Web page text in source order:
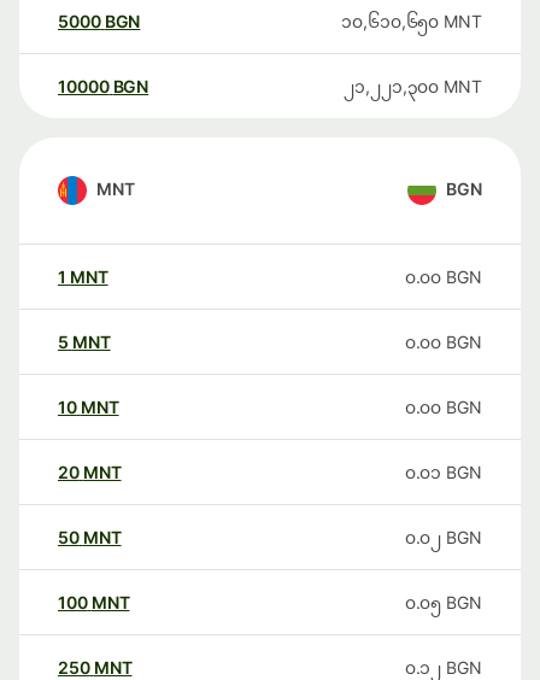
5000 BGN ၁၀,၆၁၀,၆၅၀ MNT
10000 BGN ၂၁,၂၂၁,၃၀၀ MNT
MNT BGN
1 MNT ၀.၀၀ BGN
5 MNT ၀.၀၀ BGN
10 MNT ၀.၀၀ BGN
20 MNT ၀.၀၁ BGN
50 MNT ၀.၀၂ BGN
100 MNT ၀.၀၅ BGN
250 MNT ၀.၁၂ BGN